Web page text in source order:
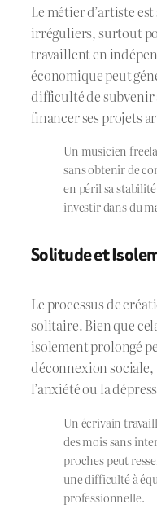
Le métier d’artiste
irréguliers, surtout
travaillent en
économique peut
difficulté de subvenir
financer ses projets
Un musicien
sans obtenir de
en péril sa
investir dans du
Solitude et
Le processus de
solitaire. Bien que
isolement prolongé
déconnexion
l’anxiété ou la
Un écrivain
des mois sans
proches peut
une difficulté à
professionnelle.